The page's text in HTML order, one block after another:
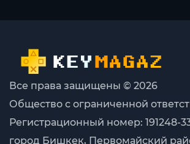
Все права защищены © 2026
Общество с ограниченной
Регистрационный номер: 191248-
город Бишкек, Первомайский